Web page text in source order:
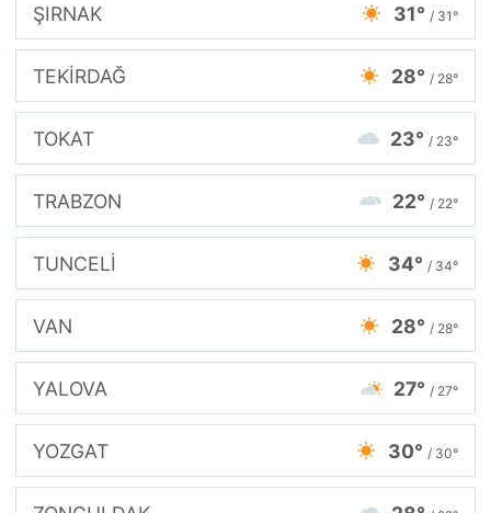
ŞIRNAK 31° / 31°
TEKİRDAĞ 28° / 28°
TOKAT 23° / 23°
TRABZON 22° / 22°
TUNCELİ 34° / 34°
VAN 28° / 28°
YALOVA 27° / 27°
YOZGAT 30° / 30°